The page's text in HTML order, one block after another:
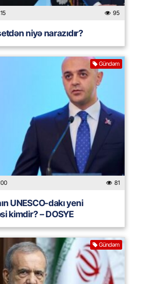
95
niyə narazıdır?
Gündəm
81
UNESCO-dakı yeni
kimdir? – DOSYE
Gündəm